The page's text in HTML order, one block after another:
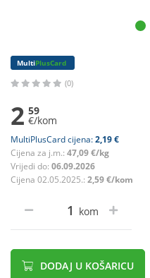
MultiPlusCard
(0)
2 59
€/kom
MultiPlusCard cijena:2,19 €
Cijena za j.m.: 47,09 €/kg
Vrijedi do: 06.09.2026
Cijena 02.05.2025.: 2,59 €/kom
kom
DODAJ U KOŠARICU